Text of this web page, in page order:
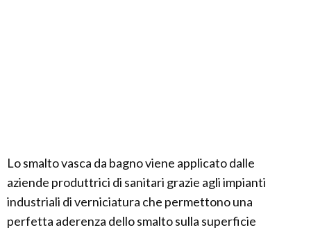
Lo smalto vasca da bagno viene applicato dalle
aziende produttrici di sanitari grazie agli impianti
industriali di verniciatura che permettono una
perfetta aderenza dello smalto sulla superficie